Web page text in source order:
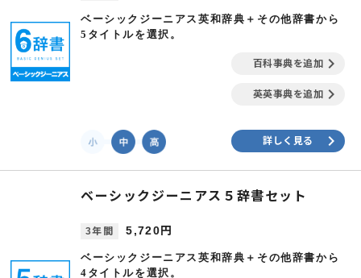
ベーシックジーニアス英和辞典＋その他辞書から
5タイトルを選択。
百科事典を追加keyboard_arrow_right
英英事典を追加keyboard_arrow_right
詳しく見る keyboard_arrow_right
ベーシックジーニアス５辞書セット
3年間 5,720円
ベーシックジーニアス英和辞典＋その他辞書から
4タイトルを選択。